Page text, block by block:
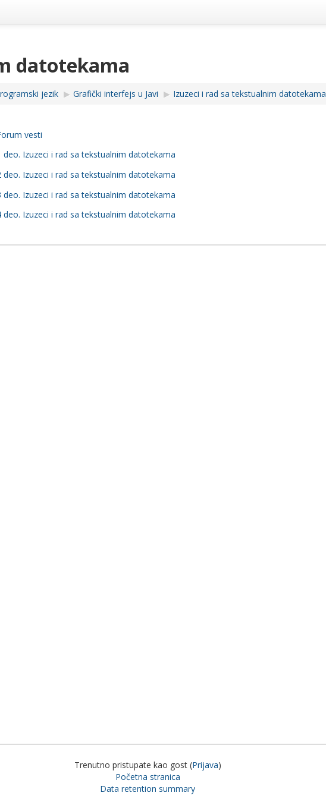
datotekama
jezik ▶︎ Grafički interfejs u Javi ▶︎ Izuzeci i rad sa tekstualnim datotekama
vesti
deo. Izuzeci i rad sa tekstualnim datotekama
deo. Izuzeci i rad sa tekstualnim datotekama
deo. Izuzeci i rad sa tekstualnim datotekama
deo. Izuzeci i rad sa tekstualnim datotekama
Trenutno pristupate kao gost (Prijava)
Početna stranica
Data retention summary